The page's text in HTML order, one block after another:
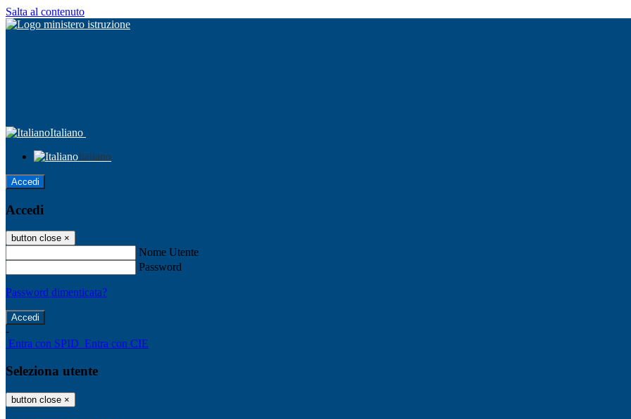
Salta al contenuto
Italiano
Italiano
Accedi
Accedi
button close ×
Nome Utente
Password
Password dimenticata?
-
Entra con SPID Entra con CIE
Seleziona utente
button close ×